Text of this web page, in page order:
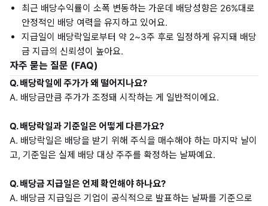
최근 배당수익률이 소폭 변동하는 가운데 배당성향은 26%대로
안정적인 배당 여력을 유지하고 있어요.
지급일이 배당락일로부터 약 2~3주 후로 일정하게 유지돼 배당
금 지급의 신뢰성이 높아요.
자주 묻는 질문 (FAQ)
Q. 배당락일에 주가가 왜 떨어지나요?
A. 배당금만큼 주가가 조정돼 시작하는 게 일반적이에요.
Q. 배당락일과 기준일은 어떻게 다른가요?
A. 배당락일은 배당을 받기 위해 주식을 매수해야 하는 마지막 날이
고, 기준일은 실제 배당 대상 주주를 확정하는 날짜예요.
Q. 배당금 지급일은 언제 확인해야 하나요?
A. 배당금 지급일은 기업이 공식적으로 발표하는 날짜를 기준으로